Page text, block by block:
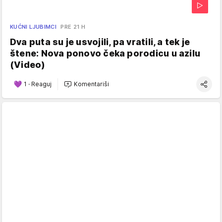
KUĆNI LJUBIMCI PRE 21 H
Dva puta su je usvojili, pa vratili, a tek je
štene: Nova ponovo čeka porodicu u azilu
(Video)
1 · Reaguj Komentariši